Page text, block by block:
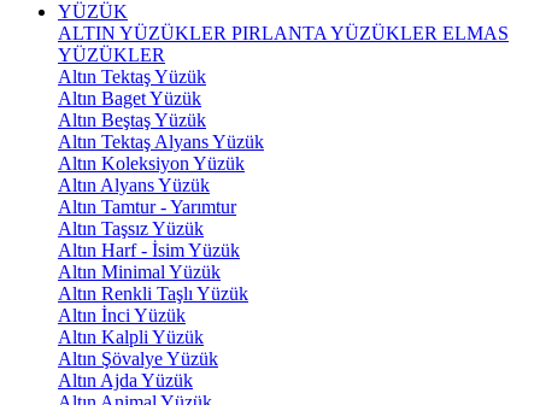
YÜZÜK
ALTIN YÜZÜKLER PIRLANTA YÜZÜKLER ELMAS
YÜZÜKLER
Altın Tektaş Yüzük
Altın Baget Yüzük
Altın Beştaş Yüzük
Altın Tektaş Alyans Yüzük
Altın Koleksiyon Yüzük
Altın Alyans Yüzük
Altın Tamtur - Yarımtur
Altın Taşsız Yüzük
Altın Harf - İsim Yüzük
Altın Minimal Yüzük
Altın Renkli Taşlı Yüzük
Altın İnci Yüzük
Altın Kalpli Yüzük
Altın Şövalye Yüzük
Altın Ajda Yüzük